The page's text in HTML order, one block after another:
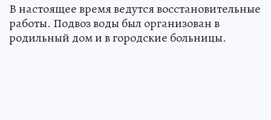
В настоящее время ведутся восстановительные
работы. Подвоз воды был организован в
родильный дом и в городские больницы.